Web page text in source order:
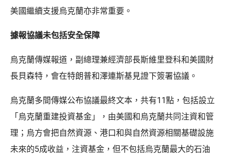
美國繼續支援烏克蘭亦非常重要。
據報協議未包括安全保障
烏克蘭傳媒報道，副總理兼經濟部長斯維里登科和美國財
長貝森特，會在特朗普和澤連斯基見證下簽署協議。
烏克蘭多間傳媒公布協議最終文本，共有11點，包括設立
「烏克蘭重建投資基金」，由美國和烏克蘭共同注資和管
理；烏方會把自然資源、港口和與自然資源相關基礎設施
未來的5成收益，注資基金，但不包括烏克蘭最大的石油